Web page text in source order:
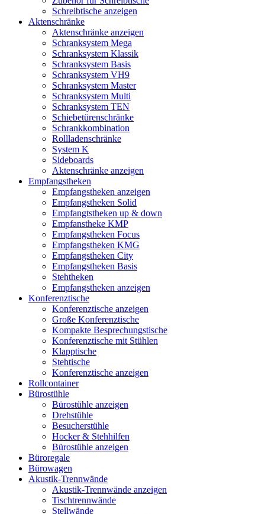
Schreibtische anzeigen
Aktenschränke
Aktenschränke anzeigen
Schranksystem Mega
Schranksystem Klassik
Schranksystem Basis
Schranksystem VH9
Schranksystem Master
Schranksystem Multi
Schranksystem TEN
Schiebetürenschränke
Schrankkombination
Rollladenschränke
System K
Sideboards
Aktenschränke anzeigen
Empfangstheken
Empfangstheken anzeigen
Empfangstheken Solid
Empfangtstheken up & down
Empfanstheke KMP
Empfangstheken Focus
Empfangstheken KMG
Empfangstheken City
Empfangstheken Basis
Stehtheken
Empfangstheken anzeigen
Konferenztische
Konferenztische anzeigen
Große Konferenztische
Kompakte Besprechungstische
Konferenztische mit Stühlen
Klapptische
Stehtische
Konferenztische anzeigen
Rollcontainer
Bürostühle
Bürostühle anzeigen
Drehstühle
Besucherstühle
Hocker & Stehhilfen
Bürostühle anzeigen
Büroregale
Bürowagen
Akustik-Trennwände
Akustik-Trennwände anzeigen
Tischtrennwände
Stellwände